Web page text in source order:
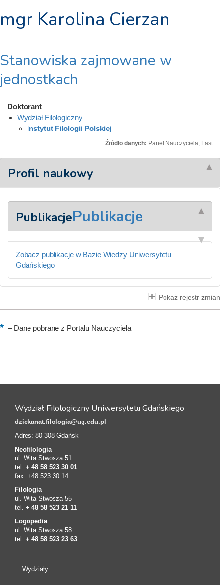
mgr Karolina Cierzan
Stanowiska zajmowane w
jednostkach
Doktorant
Wydział Filologiczny
Instytut Filologii Polskiej
Źródło danych: Panel Nauczyciela, Fast
Profil naukowy
PublikacjePublikacje
Zobacz publikacje w Bazie Wiedzy Uniwersytetu
Gdańskiego
Pokaż rejestr zmian
–Dane pobrane z Portalu Nauczyciela
Wydział Filologiczny Uniwersytetu Gdańskiego
dziekanat.filologia@ug.edu.pl
Adres: 80-308 Gdańsk
Neofilologia
ul. Wita Stwosza 51
tel. + 48 58 523 30 01
fax. +48 523 30 14
Filologia
ul. Wita Stwosza 55
tel. + 48 58 523 21 11
Logopedia
ul. Wita Stwosza 58
tel. + 48 58 523 23 63
Wydziały